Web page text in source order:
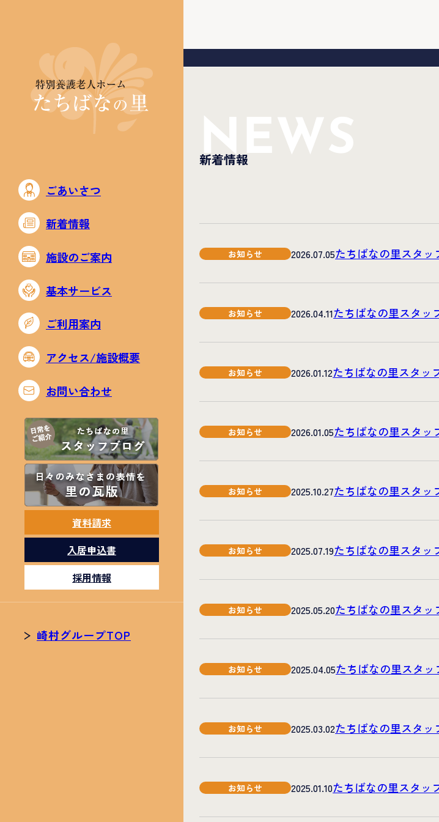
ごあいさつ
新着情報
施設のご案内
基本サービス
ご利用案内
アクセス/施設概要
お問い合わせ
資料請求
入居申込書
採用情報
崎村グループTOP
NEWS
新着情報
お知らせ 2026.07.05たちばなの里スタッ
お知らせ 2026.04.11たちばなの里スタッ
お知らせ 2026.01.12たちばなの里スタッ
お知らせ 2026.01.05たちばなの里スタッ
お知らせ 2025.10.27たちばなの里スタッ
お知らせ 2025.07.19たちばなの里スタッ
お知らせ 2025.05.20たちばなの里スタッ
お知らせ 2025.04.05たちばなの里スタッ
お知らせ 2025.03.02たちばなの里スタッ
お知らせ 2025.01.10たちばなの里スタッ